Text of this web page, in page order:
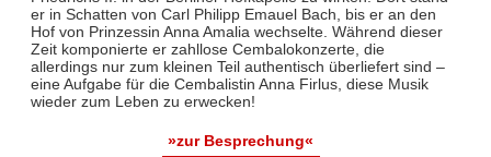
er in Schatten von Carl Philipp Emauel Bach, bis er an den
Hof von Prinzessin Anna Amalia wechselte. Während dieser
Zeit komponierte er zahllose Cembalokonzerte, die
allerdings nur zum kleinen Teil authentisch überliefert sind –
eine Aufgabe für die Cembalistin Anna Firlus, diese Musik
wieder zum Leben zu erwecken!
»zur Besprechung«